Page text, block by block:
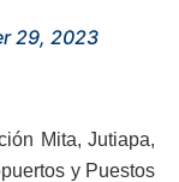
29, 2023
Mita, Jutiapa,
y Puestos